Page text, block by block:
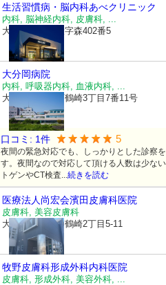
生活習慣病・脳内科あべクリニック
内科, 脳神経内科, 皮膚科, ...
大分県大分市
大字森402番5
大分岡病院
内科, 呼吸器内科, 血液内科, ...
大分県大分市
西鶴崎3丁目7番11号
口コミ: 1件 5
夜間の緊急対応でも、しっかりとした診察
す。夜間なので対応して頂ける人数は少な
トゲンやCT検査...続きを読む
医療法人尚宏会濱田皮膚科医院
皮膚科, 美容皮膚科
大分県大分市南鶴崎2丁目5-11
牧野皮膚科形成外科内科医院
皮膚科, 形成外科, 美容外科, ...